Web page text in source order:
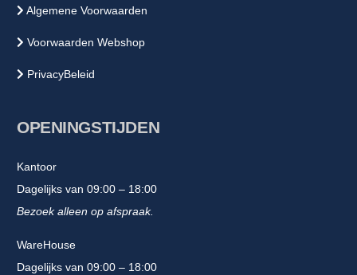
Algemene Voorwaarden
Voorwaarden Webshop
PrivacyBeleid
OPENINGSTIJDEN
Kantoor
Dagelijks van 09:00 – 18:00
Bezoek alleen op afspraak.
WareHouse
Dagelijks van 09:00 – 18:00